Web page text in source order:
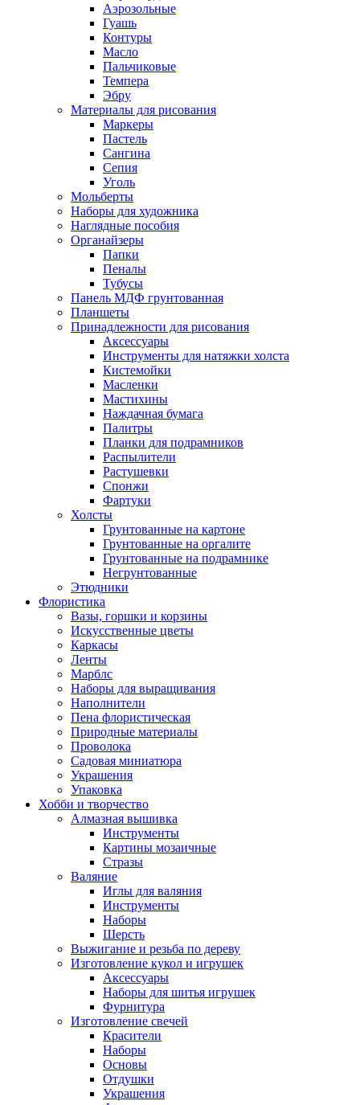
Аэрозольные
Гуашь
Контуры
Масло
Пальчиковые
Темпера
Эбру
Материалы для рисования
Маркеры
Пастель
Сангина
Сепия
Уголь
Мольберты
Наборы для художника
Наглядные пособия
Органайзеры
Папки
Пеналы
Тубусы
Панель МДФ грунтованная
Планшеты
Принадлежности для рисования
Аксессуары
Инструменты для натяжки холста
Кистемойки
Масленки
Мастихины
Наждачная бумага
Палитры
Планки для подрамников
Распылители
Растушевки
Спонжи
Фартуки
Холсты
Грунтованные на картоне
Грунтованные на оргалите
Грунтованные на подрамнике
Негрунтованные
Этюдники
Флористика
Вазы, горшки и корзины
Искусственные цветы
Каркасы
Ленты
Марблс
Наборы для выращивания
Наполнители
Пена флористическая
Природные материалы
Проволока
Садовая миниатюра
Украшения
Упаковка
Хобби и творчество
Алмазная вышивка
Инструменты
Картины мозаичные
Стразы
Валяние
Иглы для валяния
Инструменты
Наборы
Шерсть
Выжигание и резьба по дереву
Изготовление кукол и игрушек
Аксессуары
Наборы для шитья игрушек
Фурнитура
Изготовление свечей
Красители
Наборы
Основы
Отдушки
Украшения